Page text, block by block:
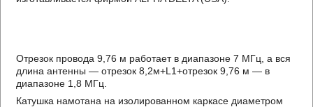
Отрезок провода 9,76 м работает в диапазоне 7 МГц, а вся
длина антенны — отрезок 8,2м+L1+отрезок 9,76 м — в
диапазоне 1,8 МГц.
Катушка намотана на изолированном каркасе диаметром